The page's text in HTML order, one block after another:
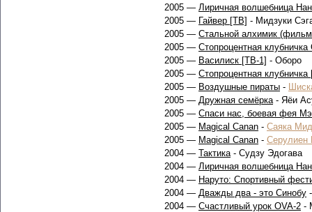
2005 — Лиричная волшебница
2005 — Гайвер [ТВ] - Мидзуки
2005 — Стальной алхимик
2005 — Стопроцентная клубничка
2005 — Василиск [ТВ-1] - Оборо
2005 — Стопроцентная
2005 — Воздушные пираты -
2005 — Дружная семёрка- Яёи
2005 — Спаси нас, боевая фея
2005 — Magical Canan - Саяка
2005 — Magical Canan -
2004 — Тактика- Судзу Эдогава
2004 — Лиричная волшебница
2004 — Наруто: Спортивный
2004 — Дважды два - это Синобу
2004 — Счастливый урок OVA-2 -